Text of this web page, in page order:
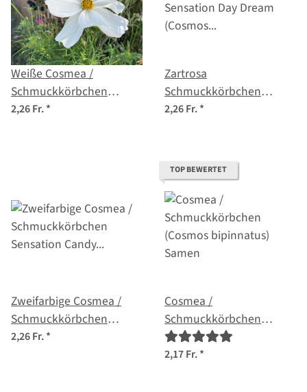
Weiße Cosmea /
Schmuckkörbchen
'Sensation Purity'
2,26 Fr.*
Zartrosa
Schmuckkörbchen
'Sensation Day Dream'
2,26 Fr.*
Zweifarbige Cosmea /
Schmuckkörbchen
'Sensation Candy Stripe'
2,26 Fr.*
TOP BEWERTET
Cosmea /
Schmuckkörbchen
(Cosmos bipinnatus)
Samen
2,17 Fr.*